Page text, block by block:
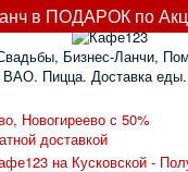
Бизнес-Ланчи,
ВАО. Пицца. Доставка
в ПОДАРОК по